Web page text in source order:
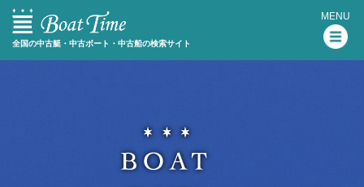
全国の中古艇・中古ボート・中古船の検索サイト
MENU